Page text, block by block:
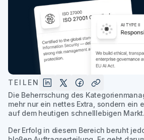
TEILEN
Die Beherrschung des
mehr nur ein nettes Extra, sondern ein
auf dem heutigen schnelllebigen Markt.
Der Erfolg in diesem Bereich beruht